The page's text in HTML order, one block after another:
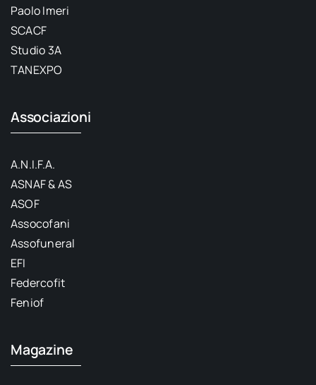
Paolo Imeri
SCACF
Studio 3A
TANEXPO
Associazioni
A.N.I.F.A.
ASNAF & AS
ASOF
Assocofani
Assofuneral
EFI
Federcofit
Feniof
Magazine